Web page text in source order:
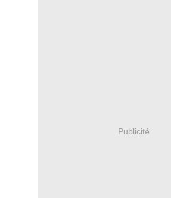
Publicité